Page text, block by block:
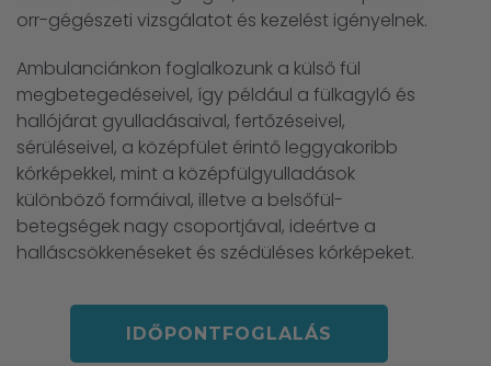
orr-gégészeti vizsgálatot és kezelést igényelnek.
Ambulanciánkon foglalkozunk a külső fül
megbetegedéseivel, így például a fülkagyló és
hallójárat gyulladásaival, fertőzéseivel,
sérüléseivel, a középfület érintő leggyakoribb
kórképekkel, mint a középfülgyulladások
különböző formáival, illetve a belsőfül-
betegségek nagy csoportjával, ideértve a
halláscsökkenéseket és szédüléses kórképeket.
IDŐPONTFOGLALÁS